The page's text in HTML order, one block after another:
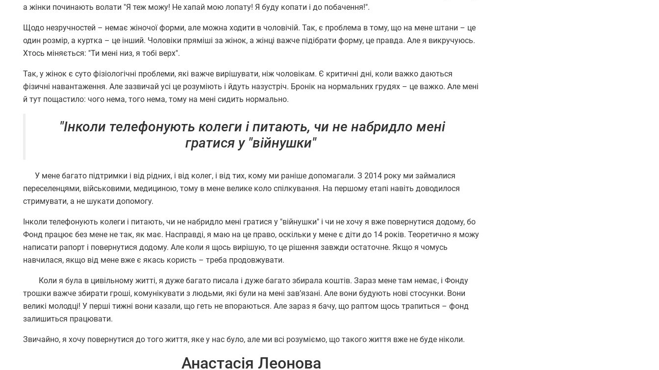
а жінки починають волати "Я теж можу! Не хапай мою лопату! Я буду копати і до побачення!".
Щодо незручностей – немає жіночої форми, але можна ходити в чоловічій. Так, є проблема в тому, що на мене штани – це
один розмір, а куртка – це інший. Чоловіки пряміші за жінок, а жінці важче підібрати форму, це правда. Але я викручуюсь.
Хтось міняється: "Ти мені низ, я тобі верх".
Так, у жінок є суто фізіологічні проблеми, які важче вирішувати, ніж чоловікам. Є критичні дні, коли важко даються
фізичні навантаження. Але зазвичай усі це розуміють і йдуть назустріч. Бронік на нормальних грудях – це важко. Але мені
й тут пощастило: чого нема, того нема, тому на мені сидить нормально.
"Інколи телефонують колеги і питають, чи не набридло мені
гратися у "війнушки"
У мене багато підтримки і від рідних, і від колег, і від тих, кому ми раніше допомагали. З 2014 року ми займалися
переселенцями, військовими, медициною, тому в мене велике коло спілкування. На першому етапі навіть доводилося
стримувати, а не шукати допомогу.
Інколи телефонують колеги і питають, чи не набридло мені гратися у "війнушки" і чи не хочу я вже повернутися додому, бо
Фонд працює без мене не так, як має. Насправді, я маю на це право, оскільки у мене є діти до 14 років. Теоретично я можу
написати рапорт і повернутися додому. Але коли я щось вирішую, то це рішення завжди остаточне. Якщо я чомусь
навчилася, якщо від мене вже є якась користь – треба продовжувати.
Коли я була в цивільному житті, я дуже багато писала і дуже багато збирала коштів. Зараз мене там немає, і Фонду
трошки важче збирати гроші, комунікувати з людьми, які були на мені зав’язані. Але вони будують нові стосунки. Вони
великі молодці! У перші тижні вони казали, що геть не впораються. Але зараз я бачу, що раптом щось трапиться – фонд
залишиться працювати.
Звичайно, я хочу повернутися до того життя, яке у нас було, але ми всі розуміємо, що такого життя вже не буде ніколи.
Анастасія Леонова